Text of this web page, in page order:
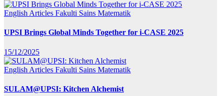
English Articles Fakulti Sains Matematik
UPSI Brings Global Minds Together for i-CASE 2025
15/12/2025
English Articles Fakulti Sains Matematik
SULAM@UPSI: Kitchen Alchemist